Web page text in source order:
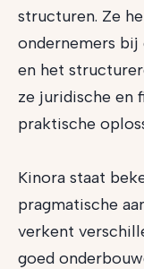
structuren. Ze
ondernemers bij
en het
ze juridische en
praktische
Kinora staat
pragmatische
verkent
goed